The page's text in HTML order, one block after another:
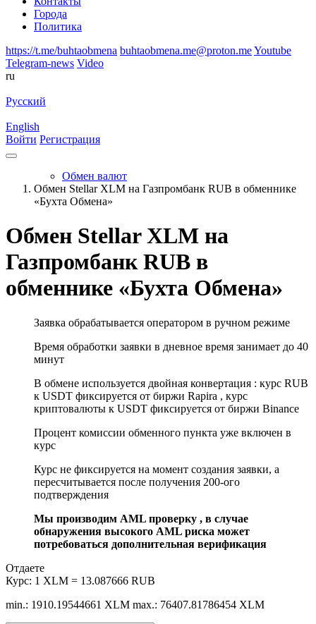
Города
Политика
https://t.me/buhtaobmena buhtaobmena.me@proton.meYoutube
Telegram-news Video
ru
Русский
English
Войти Регистрация
Обмен валют
Обмен Stellar XLM на Газпромбанк RUB в обменнике
«Бухта Обмена»
Обмен Stellar XLM на
Газпромбанк RUB в
обменнике «Бухта Обмена»
Заявка обрабатывается оператором в ручном режиме
Время обработки заявки в дневное время занимает до 40
минут
В обмене используется двойная конвертация : курс RUB
к USDT фиксируется от биржи Rapira , курс
криптовалюты к USDT фиксируется от биржи Binance
Процент комиссии обменного пункта уже включен в
курс
Курс не фиксируется на момент создания заявки, а
пересчитывается после получения 200-ого
подтверждения
Мы производим AML проверку , в случае
обнаружения высокого AML риска может
потребоваться дополнительная верификация
Отдаете
Курс: 1 XLM = 13.087666 RUB
min.: 1910.19544661 XLM max.: 76407.81786454 XLM